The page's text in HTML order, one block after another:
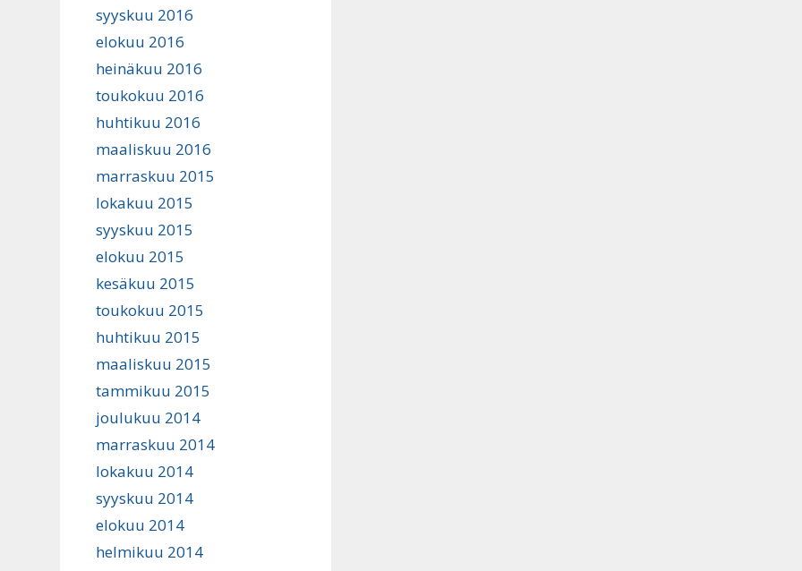
syyskuu 2016
elokuu 2016
heinäkuu 2016
toukokuu 2016
huhtikuu 2016
maaliskuu 2016
marraskuu 2015
lokakuu 2015
syyskuu 2015
elokuu 2015
kesäkuu 2015
toukokuu 2015
huhtikuu 2015
maaliskuu 2015
tammikuu 2015
joulukuu 2014
marraskuu 2014
lokakuu 2014
syyskuu 2014
elokuu 2014
helmikuu 2014